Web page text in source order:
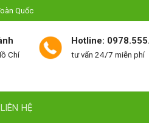
Quốc
Chí
Hotline:
tư vấn 24/7 miễn phí
LIÊN HỆ